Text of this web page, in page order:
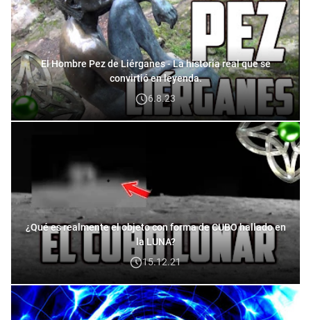
El Hombre Pez de Liérganes - La historia real que se
convirtió en leyenda.
6.8.23
¿Qué es realmente el objeto con forma de CUBO hallado en
la LUNA?
15.12.21